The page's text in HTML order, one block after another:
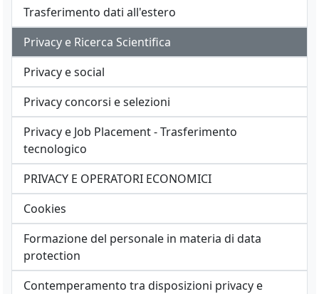
Trasferimento dati all'estero
Privacy e Ricerca Scientifica
Privacy e social
Privacy concorsi e selezioni
Privacy e Job Placement - Trasferimento
tecnologico
PRIVACY E OPERATORI ECONOMICI
Cookies
Formazione del personale in materia di data
protection
Contemperamento tra disposizioni privacy e